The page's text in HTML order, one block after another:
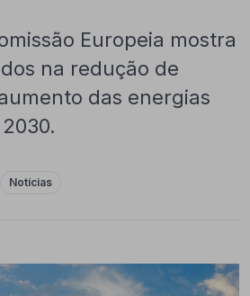
Europeia mostra
na redução de
das energias
Notícias